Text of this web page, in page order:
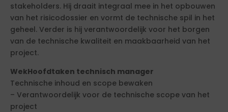
stakeholders. Hij draait integraal mee in het opbouwen
van het risicodossier en vormt de technische spil in het
geheel. Verder is hij verantwoordelijk voor het borgen
van de technische kwaliteit en maakbaarheid van het
project.
WekHoofdtaken technisch manager
Technische inhoud en scope bewaken
– Verantwoordelijk voor de technische scope van het
project